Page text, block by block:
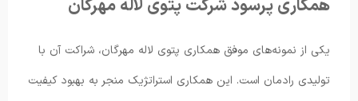
همکاری پرسود شرکت پتوی لاله مهرگان
یکی از نمونه‌های موفق همکاری پتوی لاله مهرگان، شراکت آن با
تولیدی رادمان است. این همکاری استراتژیک منجر به بهبود کیفیت